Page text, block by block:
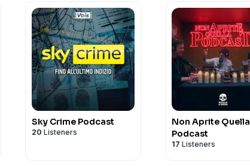
Sky Crime Podcast
20 Listeners
Non Aprite Quella
Podcast
17 Listeners